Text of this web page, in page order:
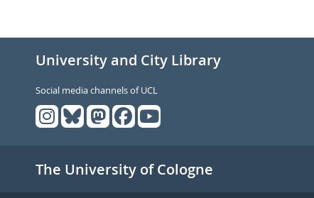
University and City Library
Social media channels of UCL
The University of Cologne